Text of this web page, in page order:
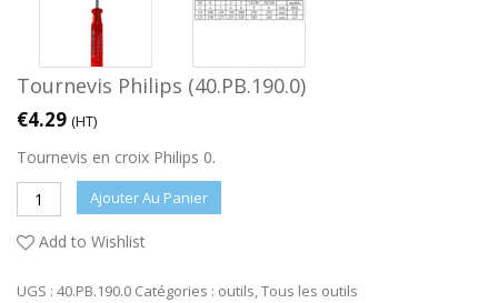
Tournevis Philips (40.PB.190.0)
€4.29 (HT)
Tournevis en croix Philips 0.
Ajouter Au Panier
Add to Wishlist
UGS : 40.PB.190.0 Catégories : outils,Tous les outils